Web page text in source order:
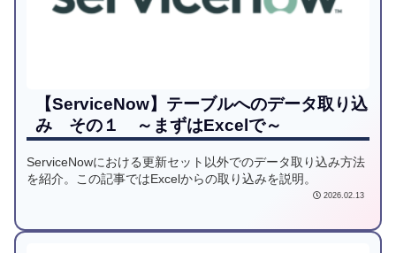
【ServiceNow】テーブルへのデータ取り込
み その１ ～まずはExcelで～
ServiceNowにおける更新セット以外でのデータ取り込み方法
を紹介。この記事ではExcelからの取り込みを説明。
2026.02.13